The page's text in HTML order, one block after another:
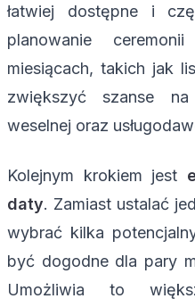
łatwiej dostępne i
planowanie
miesiącach, takich jak
zwiększyć szanse
weselnej oraz
Kolejnym krokiem jest
daty. Zamiast ustalać
wybrać kilka
być dogodne dla pary
Umożliwia to